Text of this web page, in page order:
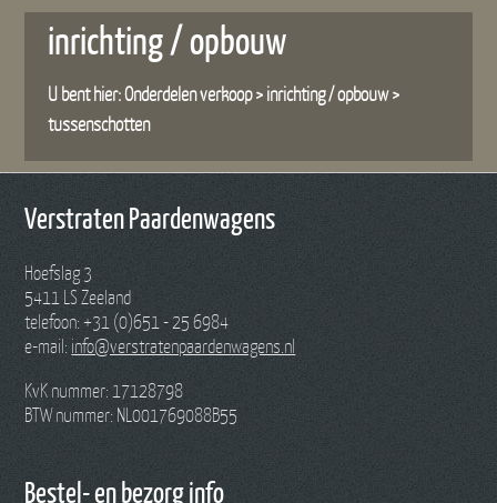
inrichting / opbouw
U bent hier:Onderdelen verkoop>inrichting / opbouw>
tussenschotten
Verstraten Paardenwagens
Hoefslag 3
5411 LS Zeeland
telefoon: +31 (0)651 - 25 6984
e-mail: info@verstratenpaardenwagens.nl
KvK nummer: 17128798
BTW nummer: NL001769088B55
Bestel- en bezorg info